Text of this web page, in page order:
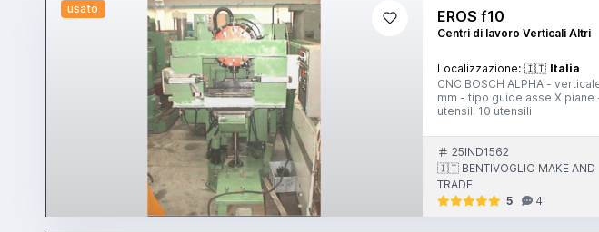
usato EROS f10
Centri di lavoro Verticali Altri
Localizzazione: 🇮🇹 Italia
CNC BOSCH ALPHA -
mm - tipo guide asse X
utensili 10 utensili
25IND1562
🇮🇹 BENTIVOGLIO MAKE AND
TRADE
5
4